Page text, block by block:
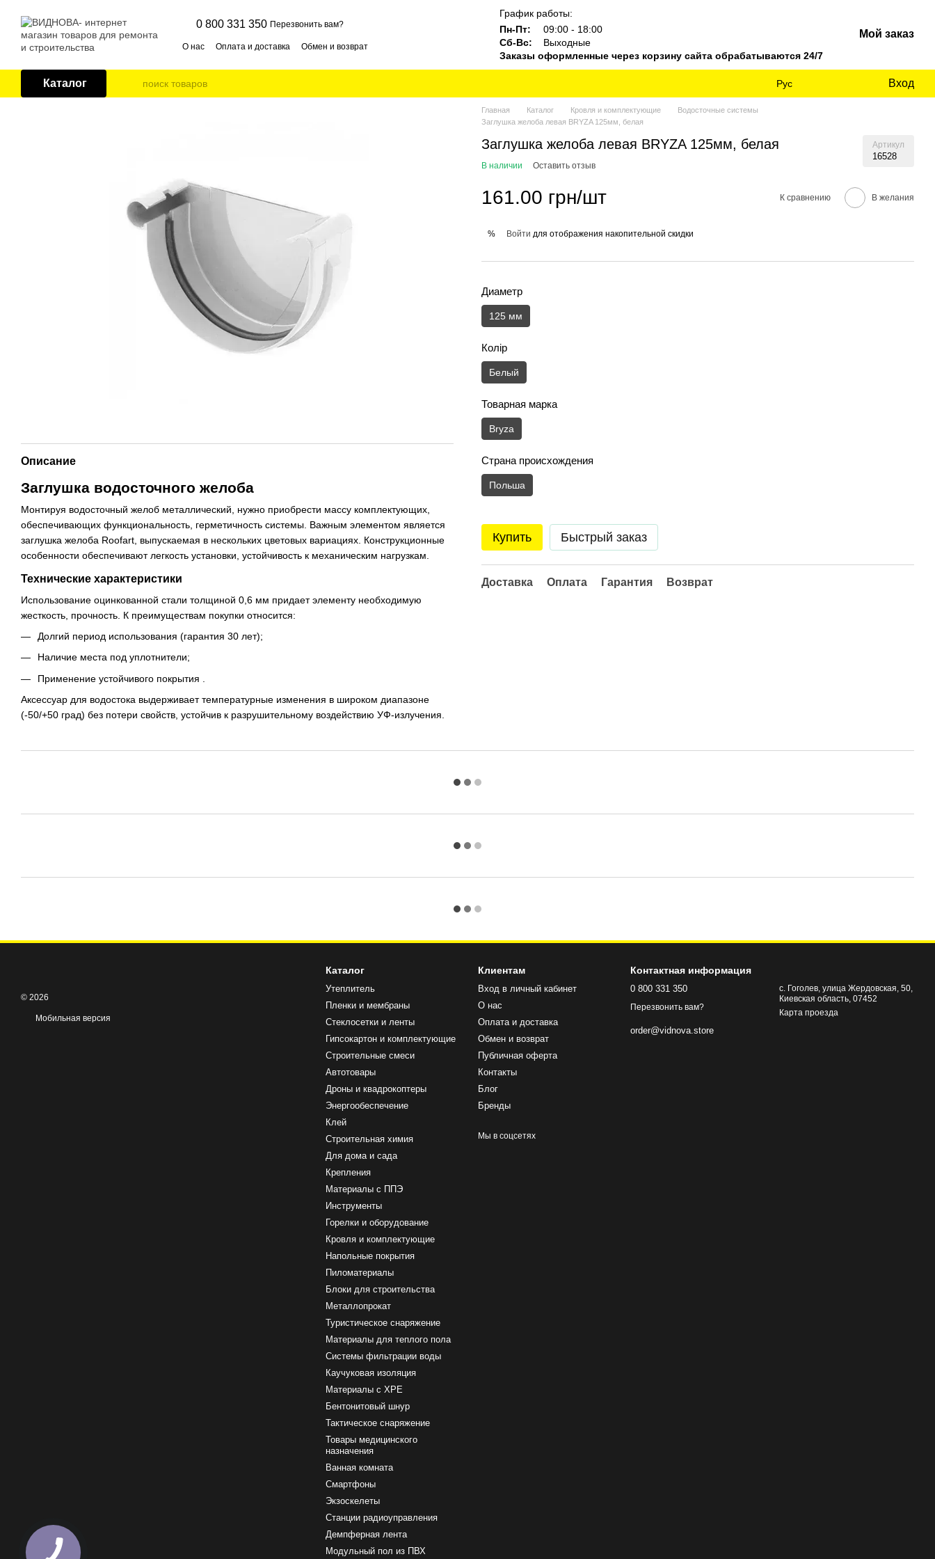
0 800 331 350 Перезвонить вам?
О нас Оплата и доставка
Обмен и возврат
График работы:
Пн-Пт:
09:00 - 18:00
Сб-Вс:
Выходные
Заказы оформленные через корзину сайта обрабатываются 24/7
Мой заказ
Каталог Рус Вход
Описание
Заглушка водосточного желоба
Монтируя водосточный желоб металлический, нужно приобрести массу комплектующих,
обеспечивающих функциональность, герметичность системы. Важным элементом является
заглушка желоба Roofart, выпускаемая в нескольких цветовых вариациях. Конструкционные
особенности обеспечивают легкость установки, устойчивость к механическим нагрузкам.
Технические характеристики
Использование оцинкованной стали толщиной 0,6 мм придает элементу необходимую
жесткость, прочность. К преимуществам покупки относится:
Долгий период использования (гарантия 30 лет);
Наличие места под уплотнители;
Применение устойчивого покрытия .
Аксессуар для водостока выдерживает температурные изменения в широком диапазоне
(-50/+50 град) без потери свойств, устойчив к разрушительному воздействию УФ-излучения.
Главная Каталог Кровля и комплектующие
Водосточные системы
Заглушка желоба левая BRYZA 125мм, белая
Заглушка желоба левая BRYZA 125мм, белая Артикул
16528
В наличии Оставить отзыв
161.00 грн/шт К сравнению В желания
% Войти для отображения накопительной скидки
Диаметр
125 мм
Колір
Белый
Товарная марка
Bryza
Страна происхождения
Польша
Купить Быстрый заказ
Доставка Оплата Гарантия Возврат
© 2026
Мобильная версия
Каталог
Утеплитель
Пленки и мембраны
Стеклосетки и ленты
Гипсокартон и комплектующие
Строительные смеси
Автотовары
Дроны и квадрокоптеры
Энергообеспечение
Клей
Строительная химия
Для дома и сада
Крепления
Материалы с ППЭ
Инструменты
Горелки и оборудование
Кровля и комплектующие
Напольные покрытия
Пиломатериалы
Блоки для строительства
Металлопрокат
Туристическое снаряжение
Материалы для теплого пола
Системы фильтрации воды
Каучуковая изоляция
Материалы с ХРЕ
Бентонитовый шнур
Тактическое снаряжение
Товары медицинского
назначения
Ванная комната
Смартфоны
Экзоскелеты
Станции радиоуправления
Демпферная лента
Модульный пол из ПВХ
Клиентам
Вход в личный кабинет
О нас
Оплата и доставка
Обмен и возврат
Публичная оферта
Контакты
Блог
Бренды
Мы в соцсетях
Контактная информация
0 800 331 350
Перезвонить вам?
order@vidnova.store
с. Гоголев, улица Жердовская, 50,
Киевская область, 07452
Карта проезда